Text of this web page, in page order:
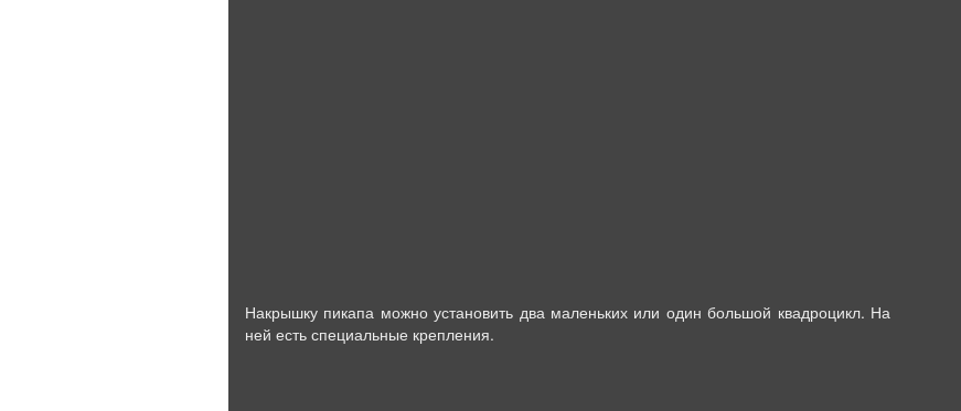
Накрышку пикапа можно установить два маленьких или один большой квадроцикл. На
ней есть специальные крепления.